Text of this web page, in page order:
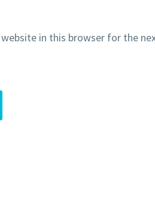
website in this browser for the